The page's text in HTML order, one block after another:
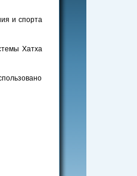
и спорта
Хатха